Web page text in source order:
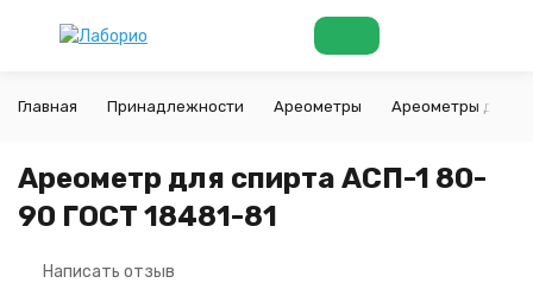
Главная Принадлежности Ареометры Ареометры для
Ареометр для спирта АСП-1 80-
90 ГОСТ 18481-81
Написать отзыв